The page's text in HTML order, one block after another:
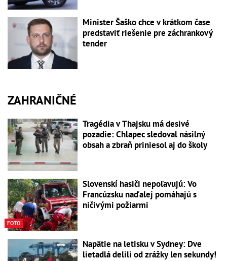
Minister Šaško chce v krátkom čase
predstaviť riešenie pre záchrankový
tender
ZAHRANIČNÉ
Tragédia v Thajsku má desivé
pozadie: Chlapec sledoval násilný
obsah a zbraň priniesol aj do školy
FOTO
Slovenskí hasiči nepoľavujú: Vo
Francúzsku naďalej pomáhajú s
ničivými požiarmi
Napätie na letisku v Sydney: Dve
lietadlá delili od zrážky len sekundy!